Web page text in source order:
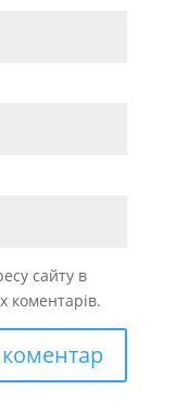
сайту в
коментарів.